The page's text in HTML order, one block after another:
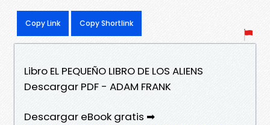
Copy Link Copy Shortlink
Libro EL PEQUEÑO LIBRO DE LOS ALIENS
Descargar PDF - ADAM FRANK
Descargar eBook gratis ➡